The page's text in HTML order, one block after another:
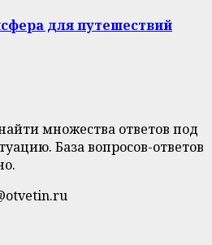
для путешествий
множества ответов под
База вопросов-ответов